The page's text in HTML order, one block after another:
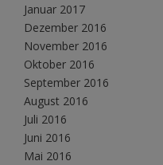
Januar 2017
Dezember 2016
November 2016
Oktober 2016
September 2016
August 2016
Juli 2016
Juni 2016
Mai 2016